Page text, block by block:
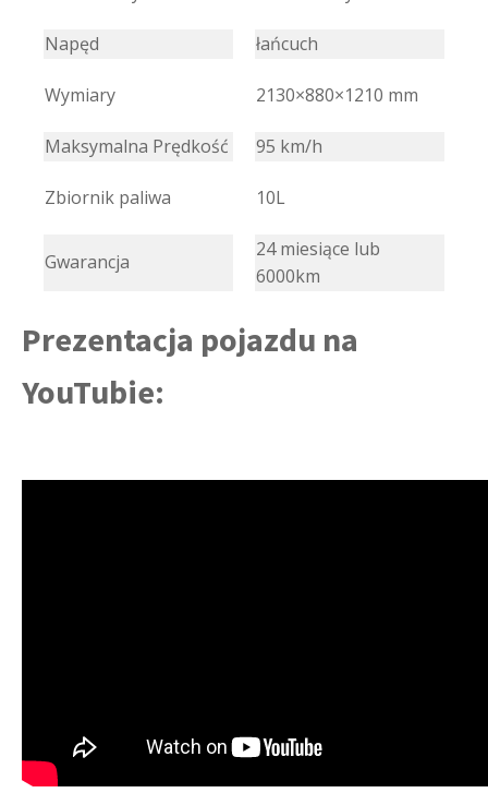
Napęd łańcuch
Wymiary 2130×880×1210 mm
Maksymalna Prędkość 95 km/h
Zbiornik paliwa 10L
Gwarancja
24 miesiące lub
6000km
Prezentacja pojazdu na
YouTubie: